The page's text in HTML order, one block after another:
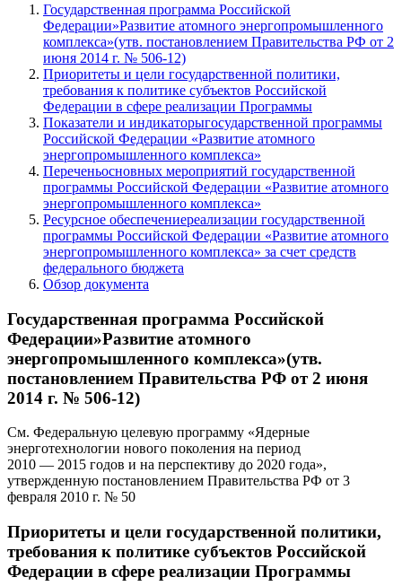
Государственная программа Российской
Федерации»Развитие атомного энергопромышленного
комплекса»(утв. постановлением Правительства РФ от 2
июня 2014 г. № 506-12)
Приоритеты и цели государственной политики,
требования к политике субъектов Российской
Федерации в сфере реализации Программы
Показатели и индикаторыгосударственной программы
Российской Федерации «Развитие атомного
энергопромышленного комплекса»
Переченьосновных мероприятий государственной
программы Российской Федерации «Развитие атомного
энергопромышленного комплекса»
Ресурсное обеспечениереализации государственной
программы Российской Федерации «Развитие атомного
энергопромышленного комплекса» за счет средств
федерального бюджета
Обзор документа
Государственная программа Российской
Федерации»Развитие атомного
энергопромышленного комплекса»(утв.
постановлением Правительства РФ от 2 июня
2014 г. № 506-12)
См. Федеральную целевую программу «Ядерные
энерготехнологии нового поколения на период
2010 — 2015 годов и на перспективу до 2020 года»,
утвержденную постановлением Правительства РФ от 3
февраля 2010 г. № 50
Приоритеты и цели государственной политики,
требования к политике субъектов Российской
Федерации в сфере реализации Программы